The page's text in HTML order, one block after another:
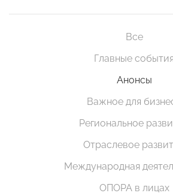
Все
Главные события
Анонсы
Важное для
Региональное
Отраслевое
Международная
ОПОРА в лицах